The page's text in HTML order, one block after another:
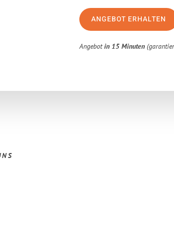
ANGEBOT ERHALTEN
Angebotin 15 Minuten